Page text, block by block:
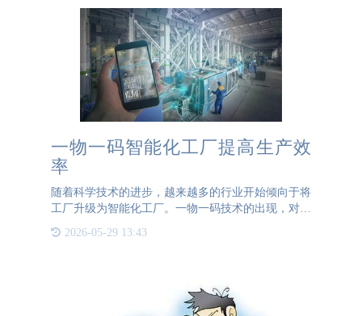
一物一码智能化工厂提高生产效
率
随着科学技术的进步，越来越多的行业开始倾向于将
工厂升级为智能化工厂。一物一码技术的出现，对于
企业的生产效率有着明显的优化。一、智能化工厂现
在的市场是十分流行智能化改造的，也有很多企业会
2026-05-29 13:43